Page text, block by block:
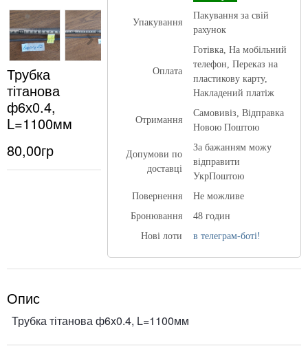
Трубка
тітанова
ф6х0.4,
L=1100мм
80,00гр
Упакування
Пакування за свій
рахунок
Оплата
Готівка, На мобільний
телефон, Переказ на
пластикову карту,
Накладений платіж
Отримання
Самовивіз, Відправка
Новою Поштою
Допумови по
доставці
За бажанням можу
відправити
УкрПоштою
Повернення
Не можливе
Бронювання
48 годин
Нові лоти
в телеграм-боті!
Опис
Трубка тітанова ф6х0.4, L=1100мм